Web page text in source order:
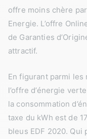
offre moins chère
Energie. L’offre
de Garanties
attractif.
En figurant parmi les
l’offre d’énergie
la consommation
taxe du kWh est de
bleus EDF 2020. Qui